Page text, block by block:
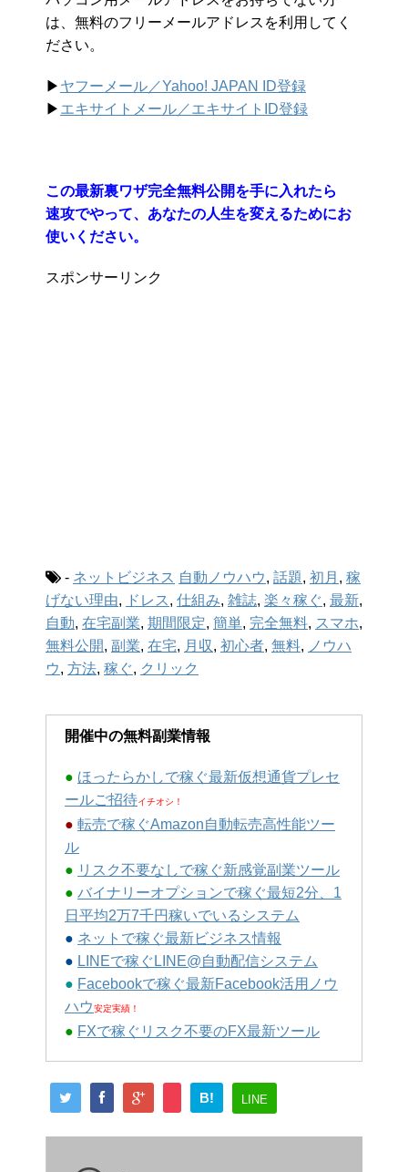
は、無料のフリーメールアドレスを利用してく
ださい。
▶︎ ヤフーメール／Yahoo! JAPAN ID登録
▶︎ エキサイトメール／エキサイトID登録
この最新裏ワザ完全無料公開を手に入れたら
速攻でやって、あなたの人生を変えるためにお
使いください。
スポンサーリンク
- ネットビジネス 自動ノウハウ, 話題, 初月 , 稼
げない理由, ドレス , 仕組み, 雑誌, 楽々稼ぐ, 最新,
自動, 在宅副業, 期間限定, 簡単, 完全無料, スマホ,
無料公開, 副業, 在宅, 月収, 初心者, 無料, ノウハ
ウ, 方法, 稼ぐ, クリック
開催中の無料副業情報
● ほったらかしで稼ぐ最新仮想通貨プレセ
ールご招待イチオシ！
● 転売で稼ぐAmazon自動転売高性能ツー
ル
● リスク不要なしで稼ぐ新感覚副業ツール
● バイナリーオプションで稼ぐ最短2分、1
日平均2万7千円稼いでいるシステム
● ネットで稼ぐ最新ビジネス情報
● LINEで稼ぐLINE@自動配信システム
● Facebookで稼ぐ最新Facebook活用ノウ
ハウ安定実績！
● FXで稼ぐリスク不要のFX最新ツール
B! LINE